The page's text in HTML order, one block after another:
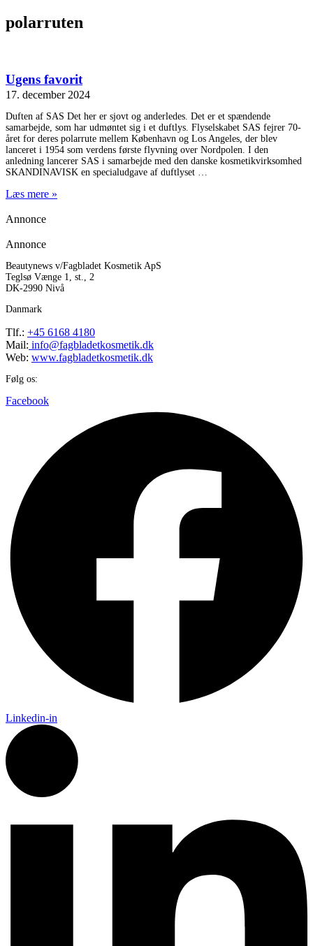
polarruten
Ugens favorit
17. december 2024
Duften af SAS Det her er sjovt og anderledes. Det er et spændende
samarbejde, som har udmøntet sig i et duftlys. Flyselskabet SAS fejrer 70-
året for deres polarrute mellem København og Los Angeles, der blev
lanceret i 1954 som verdens første flyvning over Nordpolen. I den
anledning lancerer SAS i samarbejde med den danske kosmetikvirksomhed
SKANDINAVISK en specialudgave af duftlyset
Læs mere »
Annonce
Annonce
Beautynews v/Fagbladet Kosmetik ApS
Teglsø Vænge 1, st., 2
DK-2990 Nivå
Danmark
Tlf.: +45 6168 4180
Mail: info@fagbladetkosmetik.dk
Web: www.fagbladetkosmetik.dk
Følg os:
Facebook
Linkedin-in